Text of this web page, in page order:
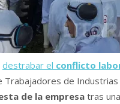
destrabar el conflicto
Trabajadores de
de la empresa tras